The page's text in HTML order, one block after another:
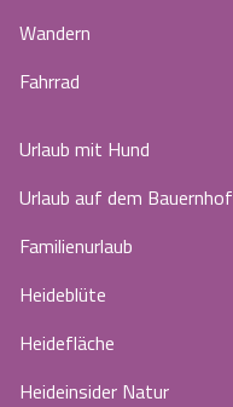
Wandern
Fahrrad
Urlaub mit Hund
Urlaub auf dem Bauernhof
Familienurlaub
Heideblüte
Heidefläche
Heideinsider Natur